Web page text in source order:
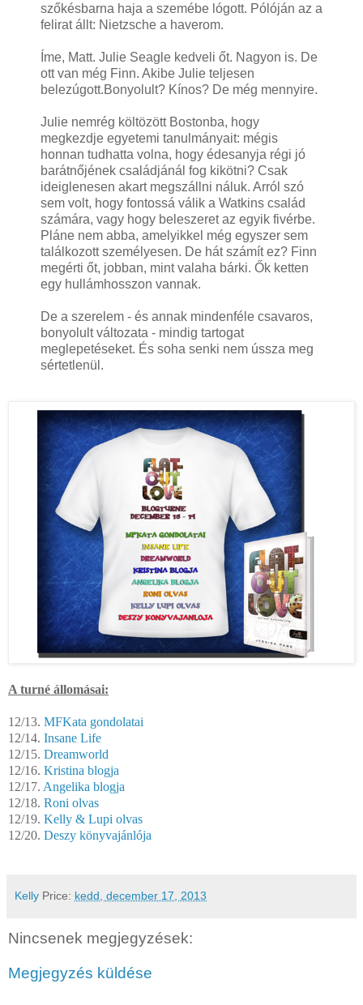
szőkésbarna haja a szemébe lógott. Pólóján az a
felirat állt: Nietzsche a haverom.
Íme, Matt. Julie Seagle kedveli őt. Nagyon is. De
ott van még Finn. Akibe Julie teljesen
belezúgott.Bonyolult? Kínos? De még mennyire.
Julie nemrég költözött Bostonba, hogy
megkezdje egyetemi tanulmányait: mégis
honnan tudhatta volna, hogy édesanyja régi jó
barátnőjének családjánál fog kikötni? Csak
ideiglenesen akart megszállni náluk. Arról szó
sem volt, hogy fontossá válik a Watkins család
számára, vagy hogy beleszeret az egyik fivérbe.
Pláne nem abba, amelyikkel még egyszer sem
találkozott személyesen. De hát számít ez? Finn
megérti őt, jobban, mint valaha bárki. Ők ketten
egy hullámhosszon vannak.
De a szerelem - és annak mindenféle csavaros,
bonyolult változata - mindig tartogat
meglepetéseket. És soha senki nem ússza meg
sértetlenül.
A turné állomásai:
12/13. MFKata gondolatai
12/14. Insane Life
12/15. Dreamworld
12/16. Kristina blogja
12/17. Angelika blogja
12/18. Roni olvas
12/19. Kelly & Lupi olvas
12/20. Deszy könyvajánlója
Kelly Price: kedd, december 17, 2013
Nincsenek megjegyzések:
Megjegyzés küldése